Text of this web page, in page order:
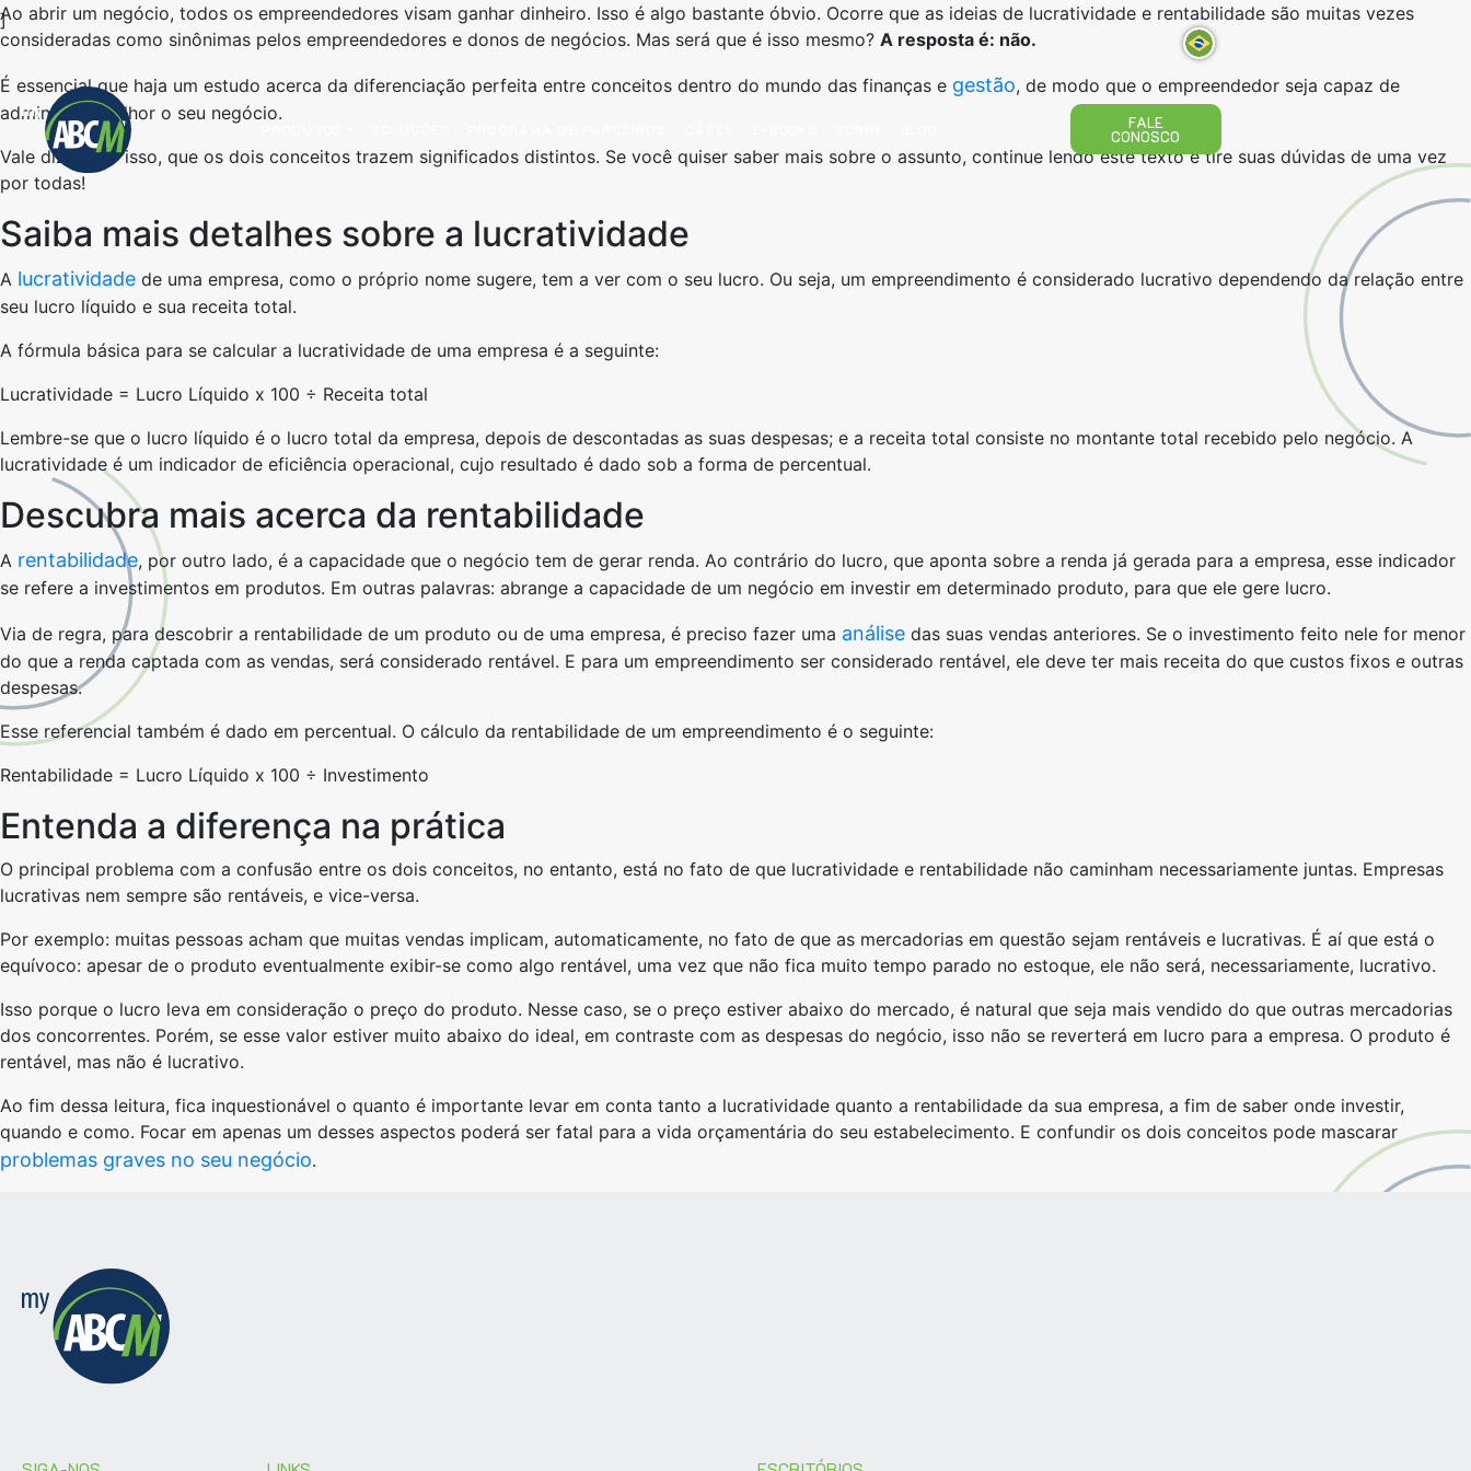
FALE
CONOSCO
]
Ao abrir um negócio, todos os empreendedores visam ganhar dinheiro. Isso é algo bastante óbvio. Ocorre que as ideias de lucratividade e rentabilidade são muitas vezes
consideradas como sinônimas pelos empreendedores e donos de negócios. Mas será que é isso mesmo? A resposta é: não.
É essencial que haja um estudo acerca da diferenciação perfeita entre conceitos dentro do mundo das finanças e gestão, de modo que o empreendedor seja capaz de
administrar melhor o seu negócio.
Vale dizer, por isso, que os dois conceitos trazem significados distintos. Se você quiser saber mais sobre o assunto, continue lendo este texto e tire suas dúvidas de uma vez
por todas!
Saiba mais detalhes sobre a lucratividade
A lucratividade de uma empresa, como o próprio nome sugere, tem a ver com o seu lucro. Ou seja, um empreendimento é considerado lucrativo dependendo da relação entre
seu lucro líquido e sua receita total.
A fórmula básica para se calcular a lucratividade de uma empresa é a seguinte:
Lucratividade = Lucro Líquido x 100 ÷ Receita total
Lembre-se que o lucro líquido é o lucro total da empresa, depois de descontadas as suas despesas; e a receita total consiste no montante total recebido pelo negócio. A
lucratividade é um indicador de eficiência operacional, cujo resultado é dado sob a forma de percentual.
Descubra mais acerca da rentabilidade
A rentabilidade, por outro lado, é a capacidade que o negócio tem de gerar renda. Ao contrário do lucro, que aponta sobre a renda já gerada para a empresa, esse indicador
se refere a investimentos em produtos. Em outras palavras: abrange a capacidade de um negócio em investir em determinado produto, para que ele gere lucro.
Via de regra, para descobrir a rentabilidade de um produto ou de uma empresa, é preciso fazer uma análise das suas vendas anteriores. Se o investimento feito nele for menor
do que a renda captada com as vendas, será considerado rentável. E para um empreendimento ser considerado rentável, ele deve ter mais receita do que custos fixos e outras
despesas.
Esse referencial também é dado em percentual. O cálculo da rentabilidade de um empreendimento é o seguinte:
Rentabilidade = Lucro Líquido x 100 ÷ Investimento
Entenda a diferença na prática
O principal problema com a confusão entre os dois conceitos, no entanto, está no fato de que lucratividade e rentabilidade não caminham necessariamente juntas. Empresas
lucrativas nem sempre são rentáveis, e vice-versa.
Por exemplo: muitas pessoas acham que muitas vendas implicam, automaticamente, no fato de que as mercadorias em questão sejam rentáveis e lucrativas. É aí que está o
equívoco: apesar de o produto eventualmente exibir-se como algo rentável, uma vez que não fica muito tempo parado no estoque, ele não será, necessariamente, lucrativo.
Isso porque o lucro leva em consideração o preço do produto. Nesse caso, se o preço estiver abaixo do mercado, é natural que seja mais vendido do que outras mercadorias
dos concorrentes. Porém, se esse valor estiver muito abaixo do ideal, em contraste com as despesas do negócio, isso não se reverterá em lucro para a empresa. O produto é
rentável, mas não é lucrativo.
Ao fim dessa leitura, fica inquestionável o quanto é importante levar em conta tanto a lucratividade quanto a rentabilidade da sua empresa, a fim de saber onde investir,
quando e como. Focar em apenas um desses aspectos poderá ser fatal para a vida orçamentária do seu estabelecimento. E confundir os dois conceitos pode mascarar
problemas graves no seu negócio.